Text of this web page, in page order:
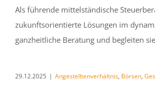
Als führende mittelständische
zukunftsorientierte Lösungen im
ganzheitliche Beratung und begleiten
29.12.2025 | Angestelltenverhältnis, Börsen,